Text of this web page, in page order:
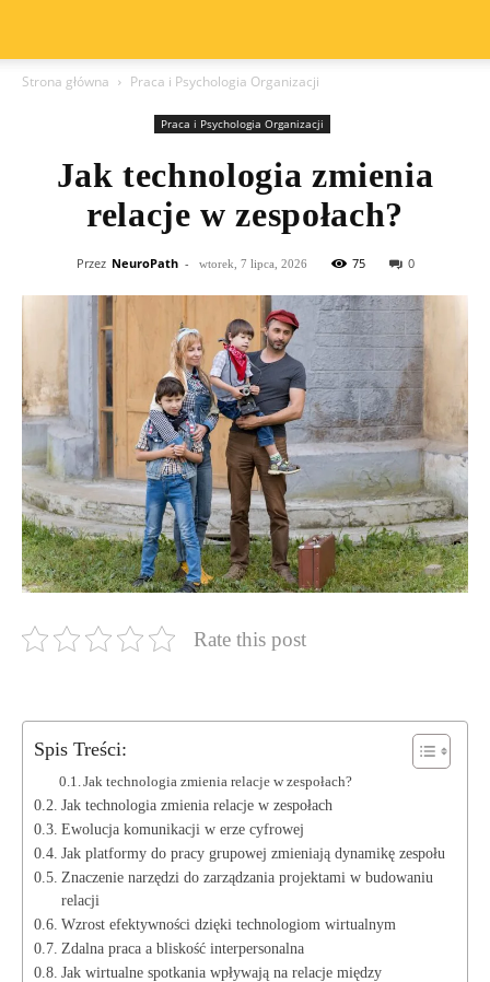
Strona główna Praca i Psychologia Organizacji
Praca i Psychologia Organizacji
Jak technologia zmienia
relacje w zespołach?
Przez NeuroPath - wtorek, 7 lipca, 2026 75 0
Rate this post
Spis Treści:
Jak technologia zmienia relacje w ​zespołach?
Jak technologia zmienia relacje​ w zespołach
Ewolucja komunikacji w erze cyfrowej
Jak platformy do pracy grupowej zmieniają dynamikę ⁤zespołu
Znaczenie narzędzi do zarządzania ⁢projektami⁢ w budowaniu
relacji
Wzrost efektywności dzięki technologiom wirtualnym
Zdalna praca a bliskość interpersonalna
Jak wirtualne spotkania wpływają na relacje między